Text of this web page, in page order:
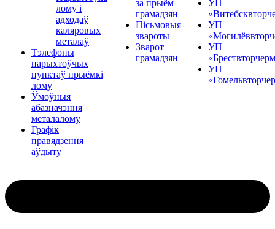
лому і
адходаў
каляровых
металаў
Тэлефоны
нарыхтоўчых
пунктаў прыёмкі
лому
Ўмоўныя
абазначэння
металалому
Графік
правядзення
аўдыту
за прыём
грамадзян
Пісьмовыя
звароты
Зварот
грамадзян
УП
УП
УП
УП